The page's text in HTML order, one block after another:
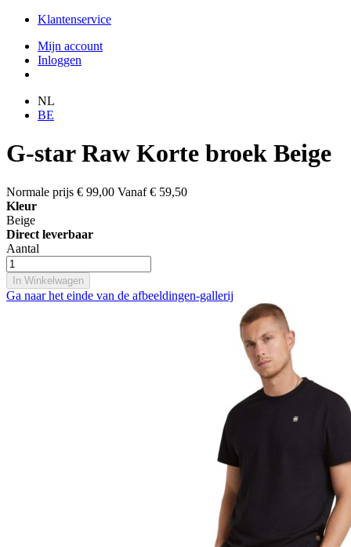
Klantenservice
Mijn account
Inloggen
NL
BE
G-star Raw Korte broek Beige
Normale prijs € 99,00 Vanaf € 59,50
Kleur
Beige
Direct leverbaar
Aantal
In Winkelwagen
Ga naar het einde van de afbeeldingen-gallerij